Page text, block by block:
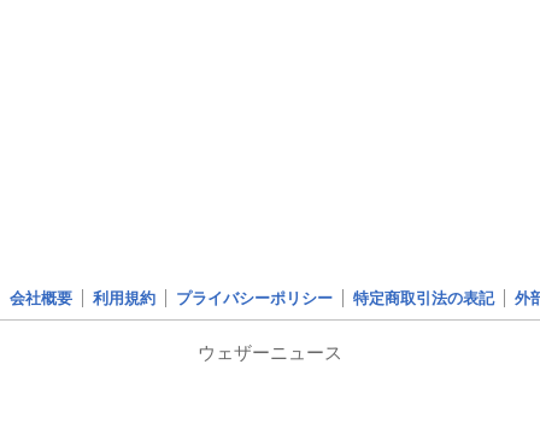
会社概要 利用規約 プライバシーポリシー 特定商取引法の表記 外
ウェザーニュース